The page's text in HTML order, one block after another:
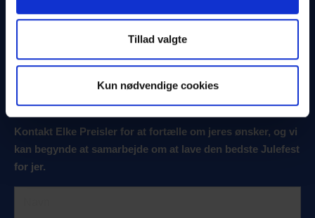
Tillad valgte
Kun nødvendige cookies
Event- og marketingchef
ep@messec.dk
Fantastiske fester
starter her…
Kontakt Elke Preisler for at fortælle om jeres ønsker, og vi
kan begynde at samarbejde om at lave den bedste Julefest
for jer.